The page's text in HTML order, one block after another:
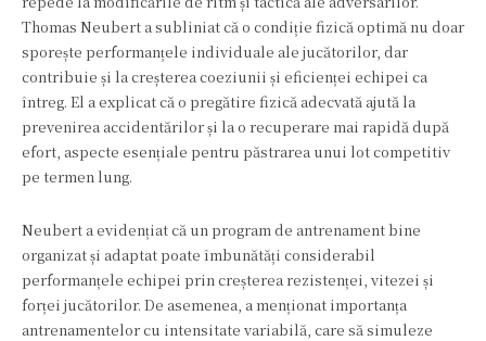
Thomas Neubert a subliniat că o condiție fizică optimă nu doar
sporește performanțele individuale ale jucătorilor, dar
contribuie și la creșterea coeziunii și eficienței echipei ca
întreg. El a explicat că o pregătire fizică adecvată ajută la
prevenirea accidentărilor și la o recuperare mai rapidă după
efort, aspecte esențiale pentru păstrarea unui lot competitiv
pe termen lung.
Neubert a evidențiat că un program de antrenament bine
organizat și adaptat poate îmbunătăți considerabil
performanțele echipei prin creșterea rezistenței, vitezei și
forței jucătorilor. De asemenea, a menționat importanța
antrenamentelor cu intensitate variabilă, care să simuleze